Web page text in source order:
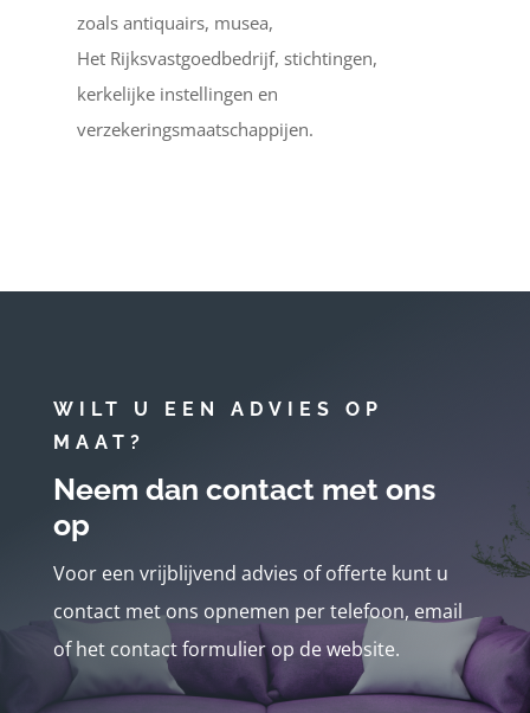
zoals antiquairs, musea,
Het Rijksvastgoedbedrijf, stichtingen,
kerkelijke instellingen en
verzekeringsmaatschappijen.
WILT U EEN ADVIES OP
MAAT?
Neem dan contact met ons
op
Voor een vrijblijvend advies of offerte kunt u
contact met ons opnemen per telefoon, email
of het contact formulier op de website.